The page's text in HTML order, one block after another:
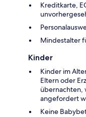
Kreditkarte,
Mindestalter
Kinder
Kinder im
Eltern oder
übernachten,
angefordert
Keine